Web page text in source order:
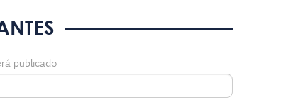
publicado